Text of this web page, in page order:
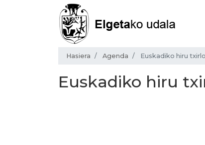
Hasiera Agenda Euskadiko hiru
Euskadiko hiru